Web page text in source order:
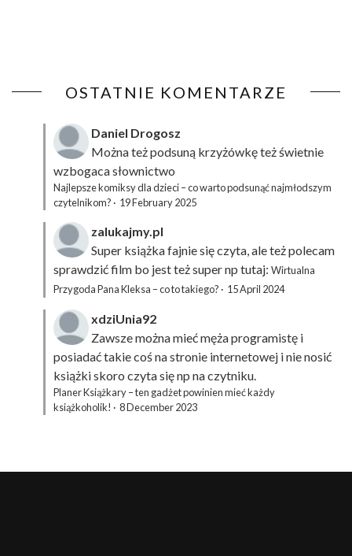
OSTATNIE KOMENTARZE
Daniel Drogosz
Można też podsuną krzyżówkęteż świetnie
wzbogaca słownictwo
Najlepsze komiksy dla dzieci – co warto podsunąć najmłodszym
czytelnikom? · 19 February 2025
zalukajmy.pl
Super książka fajnie się czyta, ale też polecam
sprawdzić film bo jest też super np tutaj: Wirtualna
Przygoda Pana Kleksa – co to takiego? · 15 April 2024
xdziUnia92
Zawsze można mieć męża programistę i
posiadać takie coś na stronie internetowej i nie nosić
książki skoro czyta się np na czytniku.
Planer Książkary – ten gadżet powinien mieć każdy
książkoholik! · 8 December 2023